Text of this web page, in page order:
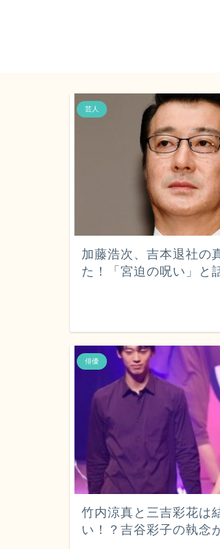
芸人
加藤浩次、吉本退社の
た！「宮迫の呪い」と
俳優
竹内涼真と三吉彩花は
い！？吉谷彩子の執念